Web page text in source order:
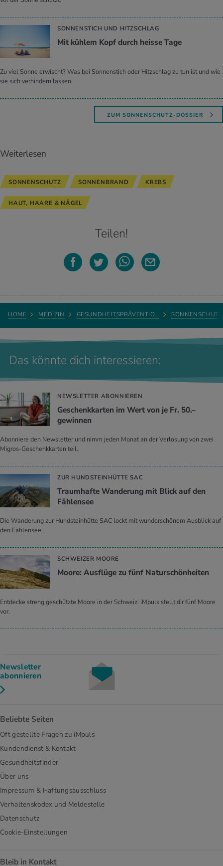
SONNENSTICH UND HITZSCHLAG
Mit küh­lem Kopf durch heis­se Tage
Zu viel Sonne erwischt? Was bei Sonnenstich oder Hitzschlag zu tun ist und wie
sie sich verhindern lassen.
ZUM SONNENSCHUTZ-DOSSIER
Weiterlesen
SONNENSCHUTZ SONNENBRAND KREBS
HAUT, HAARE & NÄGEL
Teilen!
HOME MEDIZIN GESUNDHEITSPRÄVENTIO… SONNENSCHUTZ
Das könnte dich interessieren:
NEWSLETTER ABONNIEREN
Geschenkkarten im Wert von je Fr. 50.–
gewinnen
Abonniere den Newsletter und nimm jeden Monat an der Verlosung von zwei
Migros-Geschenkkarten teil.
ZUR HUNDSTEINHÜTTE SAC
Traumhafte Wanderung mit Blick auf den
Fählensee
Die Wanderung zur Hundsteinhütte SAC lockt mit wunderschönem Ausblick auf
den Fählensee.
SCHWEIZER MOORE
Moore: Ausflüge zu fünf Naturschönheiten
Entdecke streng geschützte Moore in der Schweiz: iMpuls stellt dir fünf Moore
vor.
Newsletter
abonnieren
Beliebte Seiten
Oft gestellte Fragen zu iMpuls
Kundendienst & Kontakt
Gesundheitsfinder
Über uns
Impressum & Haftungsausschluss
Verhaltenskodex und Meldestelle
Datenschutz
Cookie-Einstellungen
Bleib in Kontakt